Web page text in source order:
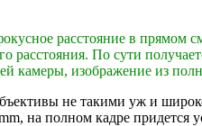
расстояние в прямом
расстояния. По сути
камеры, изображение из
не такими уж и
на полном кадре придется